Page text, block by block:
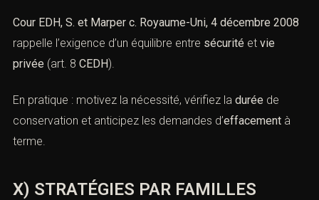
Cour EDH, S. et Marper c. Royaume-Uni, 4 décembre 2008
rappelle l’exigence d’un équilibre entre sécurité et vie
privée (art. 8 CEDH).
En pratique : motivez la nécessité, vérifiez la durée de
conservation et anticipez les demandes d’effacement à
terme.
X) STRATÉGIES PAR FAMILLES